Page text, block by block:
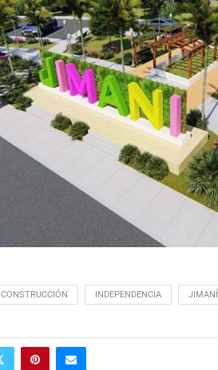
CONSTRUCCIÓN INDEPENDENCIA JIMANÍ